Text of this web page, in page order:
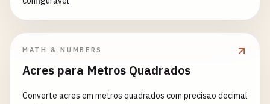
MATH & NUMBERS
Acres para Metros Quadrados
Converte acres em metros quadrados com precisao decimal